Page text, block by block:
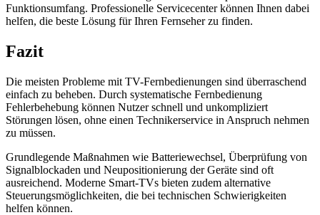
Funktionsumfang. Professionelle Servicecenter können Ihnen dabei
helfen, die beste Lösung für Ihren Fernseher zu finden.
Fazit
Die meisten Probleme mit TV-Fernbedienungen sind überraschend
einfach zu beheben. Durch systematische Fernbedienung
Fehlerbehebung können Nutzer schnell und unkompliziert
Störungen lösen, ohne einen Technikerservice in Anspruch nehmen
zu müssen.
Grundlegende Maßnahmen wie Batteriewechsel, Überprüfung von
Signalblockaden und Neupositionierung der Geräte sind oft
ausreichend. Moderne Smart-TVs bieten zudem alternative
Steuerungsmöglichkeiten, die bei technischen Schwierigkeiten
helfen können.